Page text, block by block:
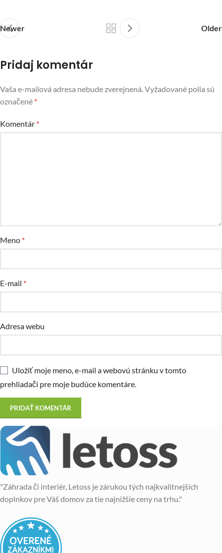
Newer Older
Pridaj komentár
Vaša e-mailová adresa nebude zverejnená.Vyžadované polia sú
označené *
Komentár *
Meno *
E-mail *
Adresa webu
Uložiť moje meno, e-mail a webovú stránku v tomto
prehliadači pre moje budúce komentáre.
"Záhrada či interiér, Letoss je zárukou tých najkvalitnejších
doplnkov pre Váš domov za tie najnižšie ceny na trhu."